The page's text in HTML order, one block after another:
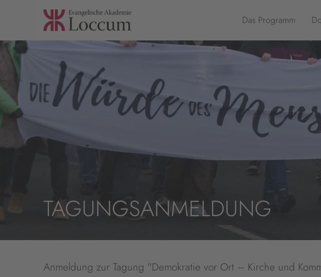
Das Programm
TAGUNGSANMELDUNG
Anmeldung zur Tagung "Demokratie vor Ort – Kirche und